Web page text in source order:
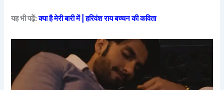
यह भी पढ़ें:क्या है मेरी बारी में | हरिवंश राय बच्चन की कविता